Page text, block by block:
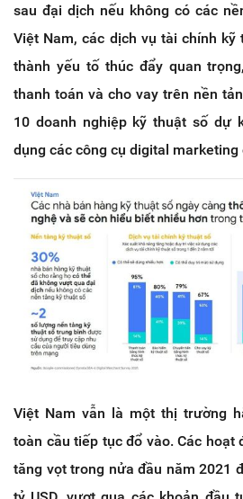
sau đại dịch nếu không có các
Việt Nam, các dịch vụ tài chính
thành yếu tố thúc đẩy quan
thanh toán và cho vay trên nền
10 doanh nghiệp kỹ thuật số dự
dụng các công cụ digital
Việt Nam vẫn là một thị trường
toàn cầu tiếp tục đổ vào. Các hoạt
tăng vọt trong nửa đầu năm 2021